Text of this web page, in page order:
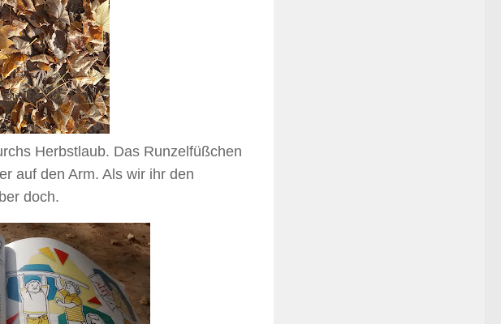
Herbstlaub. Das Runzelfüßchen
auf den Arm. Als wir ihr den
doch.